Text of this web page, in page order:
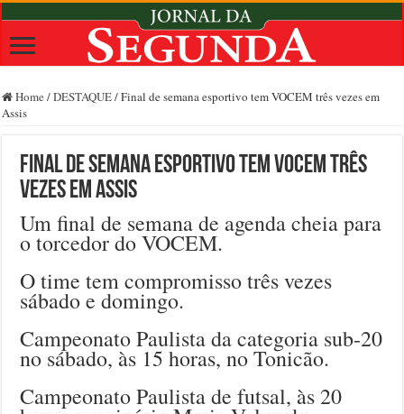
Home /DESTAQUE/Final de semana esportivo tem VOCEM três vezes em
Assis
Final de semana esportivo tem VOCEM três
vezes em Assis
Um final de semana de agenda cheia para
o torcedor do VOCEM.
O time tem compromisso três vezes
sábado e domingo.
Campeonato Paulista da categoria sub-20
no sábado, às 15 horas, no Tonicão.
Campeonato Paulista de futsal, às 20